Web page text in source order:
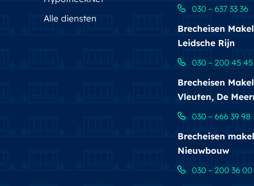
Alle diensten
030 – 637 33 36
Brecheisen
Leidsche Rijn
030 – 200 45 45
Brecheisen
Vleuten, De
030 – 666 39 98
Brecheisen
Nieuwbouw
030 – 200 36 00